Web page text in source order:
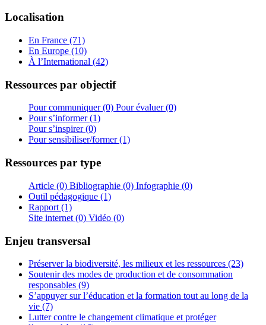
Localisation
En France (71)
En Europe (10)
À l’International (42)
Ressources par objectif
Pour communiquer (0) Pour évaluer (0)
Pour s’informer (1)
Pour s’inspirer (0)
Pour sensibiliser/former (1)
Ressources par type
Article (0) Bibliographie (0) Infographie (0)
Outil pédagogique (1)
Rapport (1)
Site internet (0) Vidéo (0)
Enjeu transversal
Préserver la biodiversité, les milieux et les ressources (23)
Soutenir des modes de production et de consommation
responsables (9)
S’appuyer sur l’éducation et la formation tout au long de la
vie (7)
Lutter contre le changement climatique et protéger